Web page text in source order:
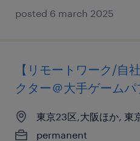
posted 6 march 2025
【リモートワーク/自
クター＠大手ゲーム
東京23区,大阪ほか, 東
permanent